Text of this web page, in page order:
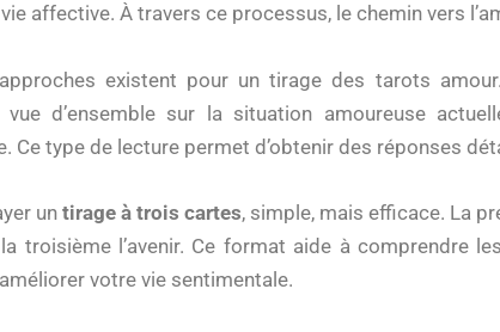
affective. À travers ce processus, le chemin vers
existent pour un tirage des tarots
d’ensemble sur la situation amoureuse
Ce type de lecture permet d’obtenir des réponses
un tirage à trois cartes, simple, mais efficace. La
troisième l’avenir. Ce format aide à comprendre
votre vie sentimentale.